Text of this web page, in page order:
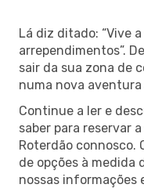
Lá diz ditado: “Vive
arrependimentos”.
sair da sua zona de
numa nova
Continue a ler e
saber para reservar
Roterdão connosco.
de opções à medida
nossas informações